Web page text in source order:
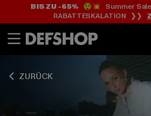
Zum
Zum
BIS ZU -65%😲💥 Summer
RABATTESKALATION ❯❯
ZURÜCK
Zum